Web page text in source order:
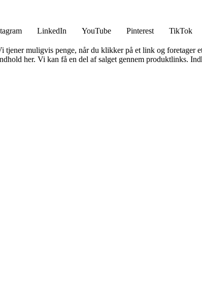
LinkedIn YouTube Pinterest TikTok
muligvis penge, når du klikker på et link og foretager
her. Vi kan få en del af salget gennem produktlinks.